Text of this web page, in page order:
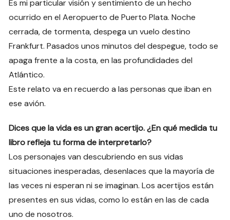
Es mi particular visión y sentimiento de un hecho
ocurrido en el Aeropuerto de Puerto Plata. Noche
cerrada, de tormenta, despega un vuelo destino
Frankfurt. Pasados unos minutos del despegue, todo se
apaga frente a la costa, en las profundidades del
Atlántico.
Este relato va en recuerdo a las personas que iban en
ese avión.
Dices que la vida es un gran acertijo. ¿En qué medida tu
libro refleja tu forma de interpretarlo?
Los personajes van descubriendo en sus vidas
situaciones inesperadas, desenlaces que la mayoría de
las veces ni esperan ni se imaginan. Los acertijos están
presentes en sus vidas, como lo están en las de cada
uno de nosotros.